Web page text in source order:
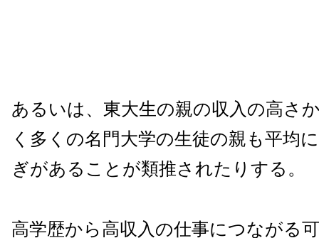
あるいは、東大生の親の収入の高さ
く多くの名門大学の生徒の親も平均
ぎがあることが類推されたりする。
高学歴から高収入の仕事につながる